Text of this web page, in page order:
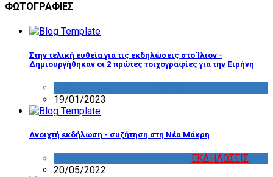
ΦΩΤΟΓΡΑΦΙΕΣ
Στην τελική ευθεία για τις εκδηλώσεις στο Ίλιον -
Δημιουργήθηκαν οι 2 πρώτες τοιχογραφίες για την Ειρήνη
19/01/2023
Ανοιχτή εκδήλωση - συζήτηση στη Νέα Μάκρη
ΕΚΔΗΛΩΣΕΙΣ
20/05/2022